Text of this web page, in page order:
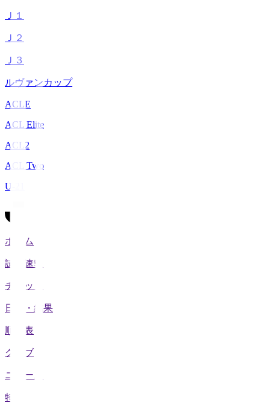
Ｊ１
Ｊ２
Ｊ３
ルヴァンカップ
ACLE
ACL Elite
ACL2
ACL Two
U-21
ホーム
試合速報
チケット
日程・結果
順位表
クラブ
ニュース
特集